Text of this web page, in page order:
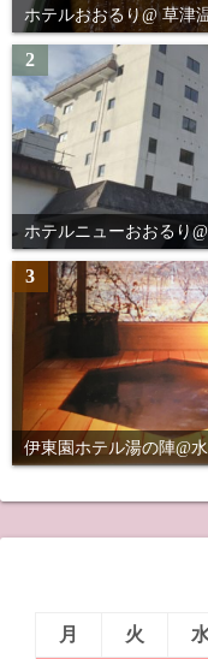
ホテルおおるり@ 草津
2
ホテルニューおおるり
3
伊東園ホテル湯の陣@
月
火